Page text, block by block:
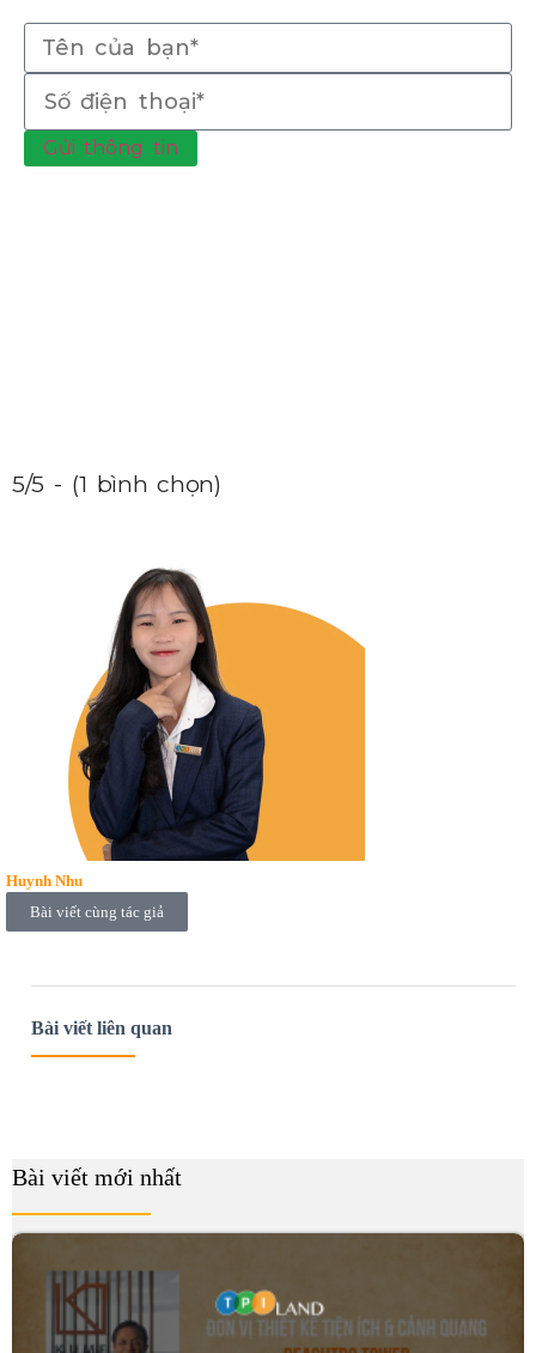
Gửi thông tin
5/5 - (1 bình chọn)
Huynh Nhu
Bài viết cùng tác giả
Bài viết liên quan
Bài viết mới nhất